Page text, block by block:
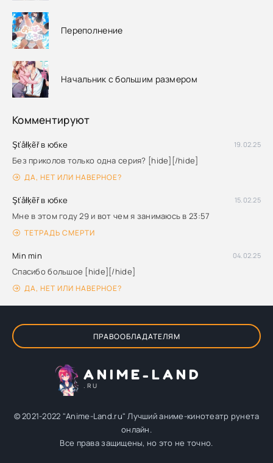
Переполнение
Начальник с большим размером
Комментируют
Şťåłķẽř в юбке 19.02.25
Без приколов только одна серия? [hide][/hide]
ДА, НЕТ ИЛИ НАВЕРНОЕ?
Şťåłķẽř в юбке 15.02.25
Мне в этом году 29 и вот чем я занимаюсь в 23:57
ТЕТРАДЬ СМЕРТИ
Min min 04.02.25
Спасибо большое [hide][/hide]
ДА, НЕТ ИЛИ НАВЕРНОЕ?
ПРАВООБЛАДАТЕЛЯМ
ANIME-LAND
.RU
© 2021-2022 "Anime-Land.ru" Лучший аниме-кинотеатр рунета
онлайн.
Все права защищены, но это не точно.